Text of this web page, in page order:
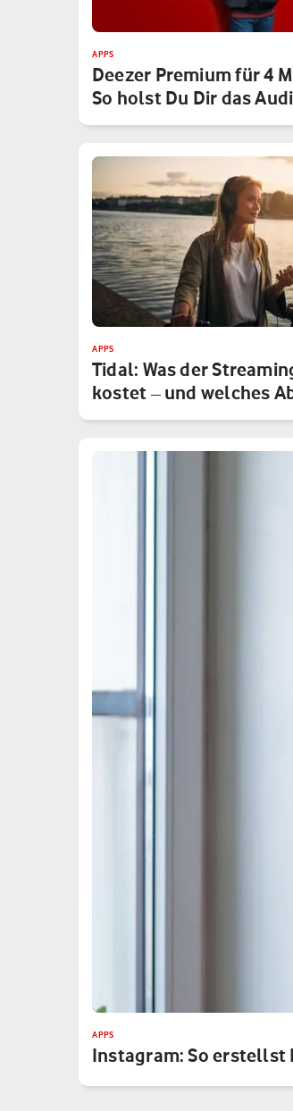
APPS
Deezer Premium für 4
So holst Du Dir das
APPS
Tidal: Was der
kostet – und welches
APPS
Instagram: So erstellst